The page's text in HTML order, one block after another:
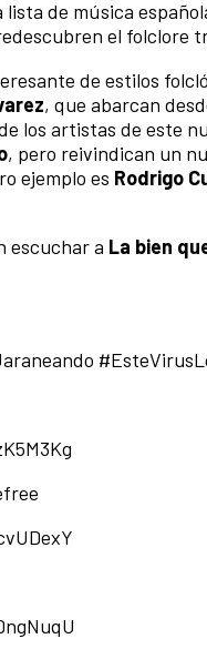
de música
el folclore
de estilos
, que abarcan
los artistas de este
, pero reivindican un
ejemplo es Rodrigo
escuchar a La bien